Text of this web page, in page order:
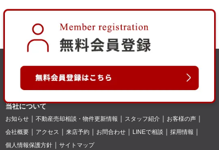
当社について
お知らせ 不動産売却相談・物件更新情報 スタッフ紹介
お客様の声
会社概要
アクセス 来店予約 お問合わせ LINEで相談
採用情報
個人情報保護方針
サイトマップ